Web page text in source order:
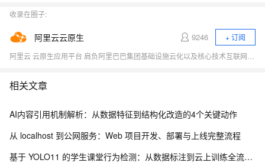
收录在圈子:
阿里云云原生 9246
+ 订阅
相关文章
AI内容引用机制解析：从数据特征到结构化改造的4个关键动作
从 localhost 到公网服务：Web 项目开发、部署与上线完整流程
基于 YOLO11 的学生课堂行为检测：从数据标注到云上训练全流程实践